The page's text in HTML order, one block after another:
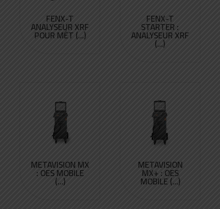
FENX-T
ANALYSEUR XRF
POUR MÉT (...)
FENX-T
STARTER :
ANALYSEUR XRF
(...)
METAVISION MX
: OES MOBILE
(...)
METAVISION
MX+ : OES
MOBILE (...)